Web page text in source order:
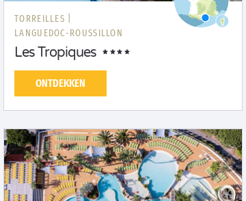
TORREILLES |
LANGUEDOC-ROUSSILLON
Les Tropiques
ONTDEKKEN